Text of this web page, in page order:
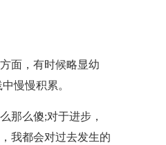
面，有时候略显幼
慢慢积累。
那么傻;对于进步，
我都会对过去发生的